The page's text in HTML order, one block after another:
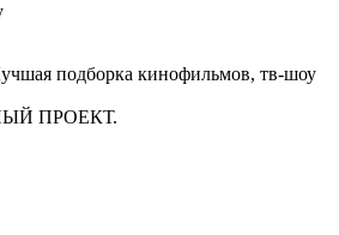
подборка кинофильмов, тв-шоу
ПРОЕКТ.